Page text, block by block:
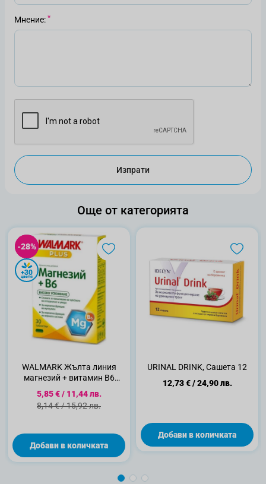
Мнение
Изпрати
Още от категорията
-28%
+30
цветя
-28%
WALMARK Жълта линия
магнезий + витамин В6
таблетки, 30 бр.
Специална цена
5,85 €/ 11,44 лв.
Стандартна цена
8,14 €/15,92 лв.
Добави в количката
URINAL DRINK, Сашета 12
12,73 €/24,90 лв.
Добави в количката